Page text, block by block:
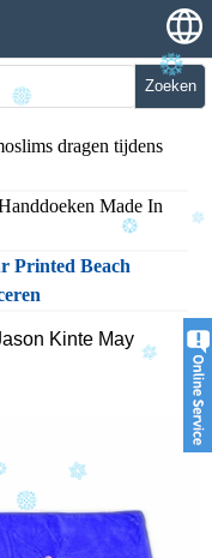
Zoeken
dragen tijdens
Made In
Printed Beach
Kinte May